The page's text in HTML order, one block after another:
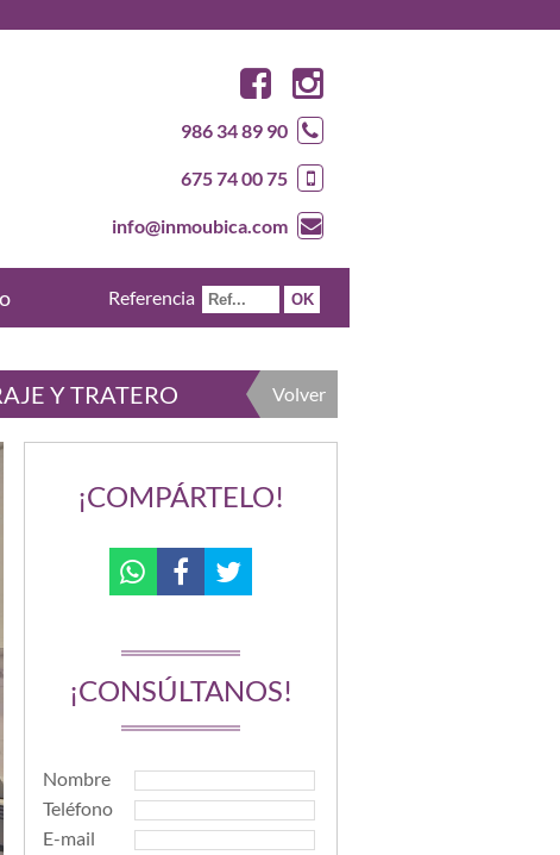
986 34 89 90
675 74 00 75
info@inmoubica.com
Referencia
Y TRATERO Volver
¡COMPÁRTELO!
¡CONSÚLTANOS!
Nombre
Teléfono
E-mail